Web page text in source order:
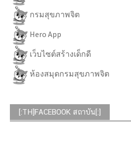
กรมสุขภาพจิต
Hero App
เว็บไซต์สร้างเด็กดี
ห้องสมุดกรมสุขภาพจิต
[:TH]FACEBOOK สถาบัน[:]